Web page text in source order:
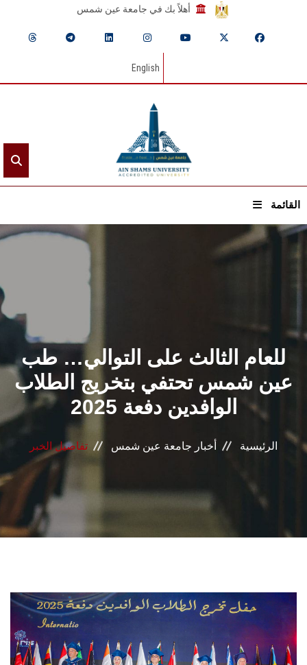
أهلاً بك في جامعة عين شمس
English
القائمة
الرئيسيـة
القطاعـات
الشئون الأكاديمية
البحث العلمي
المراكز والوحدات
الأنظمة الذكية
الطلاب
هيئة التدريس
للعام الثالث على التوالي… طب
عين شمس تحتفي بتخريج الطلاب
الوافدين دفعة 2025
الرئيسية أخبار جامعة عين شمس تفاصيل الخبر